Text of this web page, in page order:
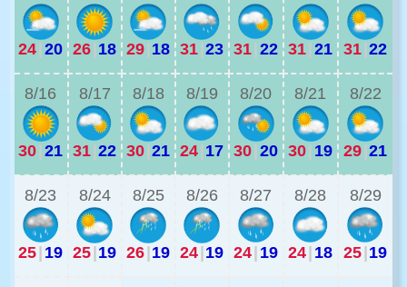
24|20 26|18 29|18 31|23 31|22 31|21 31|22
8/16
30|21
8/17
31|22
8/18
30|21
8/19
24|17
8/20
30|20
8/21
30| 19
8/22
29|21
8/23
25| 19
8/24
25|19
8/25
26|19
8/26
24|19
8/27
24| 19
8/28
24| 18
8/29
25|19